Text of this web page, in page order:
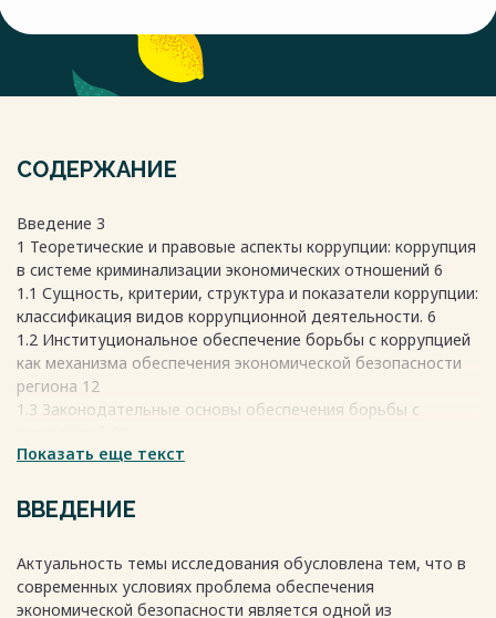
СОДЕРЖАНИЕ
Введение 3
1 Теоретические и правовые аспекты коррупции: коррупция
в системе криминализации экономических отношений 6
1.1 Сущность, критерии, структура и показатели коррупции:
классификация видов коррупционной деятельности. 6
1.2 Институциональное обеспечение борьбы с коррупцией
как механизма обеспечения экономической безопасности
региона 12
1.3 Законодательные основы обеспечения борьбы с
2 Анализ материалов Главного управления МВД России по
коррупцией 33
2.1 Институциональная среда обеспечения борьбы с
2.2 Анализ материалов Главного управления МВД России
по Нижегородской области по борьбе с коррупцией 37
Показать еще текст
ВВЕДЕНИЕ
Актуальность темы исследования обусловлена тем, что в
современных условиях проблема обеспечения
экономической безопасности является одной из